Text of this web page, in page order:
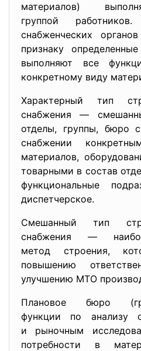
материалов)
группой
снабженческих
признаку
выполняют все
конкретному виду
Характерный тип
снабжения —
отделы, группы, бюро
снабжении
материалов,
товарными в состав
функциональные
диспетчерское.
Смешанный тип
снабжения —
метод строения,
повышению
улучшению МТО
Плановое бюро
функции по анализу
и рыночным
потребности в